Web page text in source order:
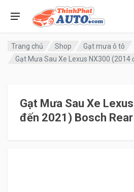
Trang chủ Shop
Gạt mưa ô tô
Gạt Mưa Sau Xe
đến 2021) Bosch